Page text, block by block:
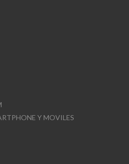
Y MOVILES